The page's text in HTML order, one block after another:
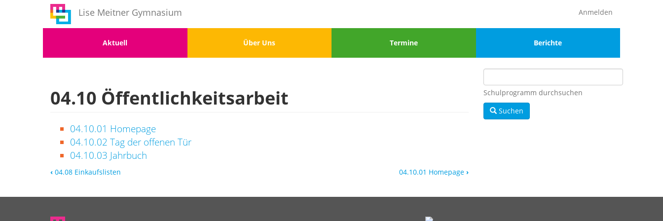
Lise Meitner Gymnasium
Benutzermenü Anmelden
1
Aktuell
2
Über Uns
3
Termine
4
Berichte
04.10 Öffentlichkeitsarbeit
04.10.01 Homepage
04.10.02 Tag der offenen Tür
04.10.03 Jahrbuch
‹ 04.08 Einkaufslisten 04.10.01 Homepage ›
Schulprogramm durchsuchen
Suchen